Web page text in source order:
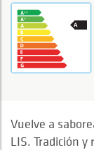
Vuelve a
LIS. Tradición y